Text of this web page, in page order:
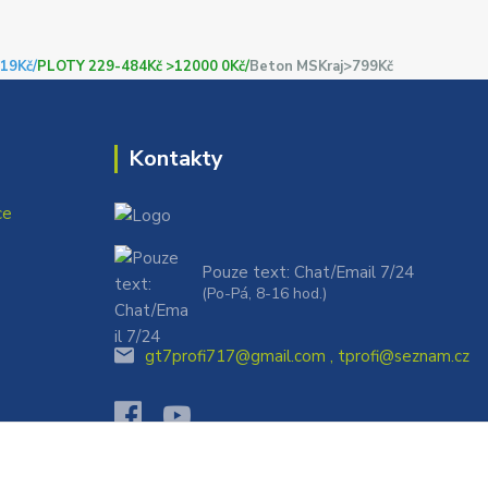
PLOTY 229-484Kč >12000 0Kč/Beton MSKraj>799Kč
Kontakty
Pouze text: Chat/Email 7/24
(Po-Pá, 8-16 hod.)
gt7profi717@gmail.com , tprofi@seznam.cz